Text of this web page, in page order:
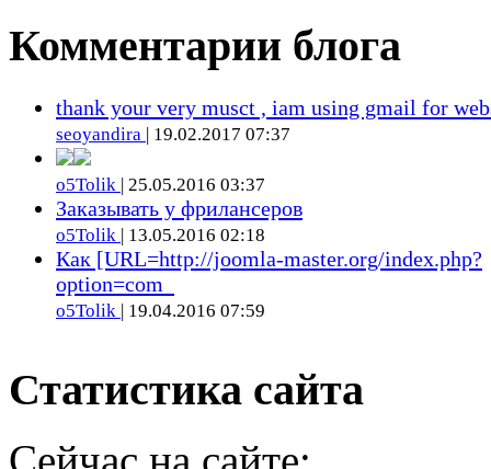
Комментарии блога
thank your very musct , iam using gmail for
seoyandira | 19.02.2017 07:37
o5Tolik | 25.05.2016 03:37
Заказывать у фрилансеров
o5Tolik | 13.05.2016 02:18
Как [URL=http://joomla-master.org/index.php?
option=com_
o5Tolik | 19.04.2016 07:59
Статистика сайта